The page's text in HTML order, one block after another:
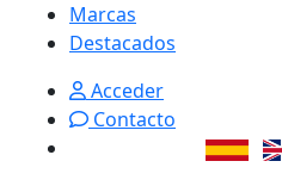
Marcas
Destacados
Acceder
Contacto